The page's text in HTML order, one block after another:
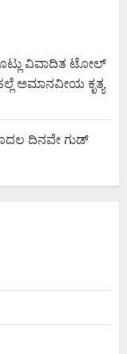
ವಿವಾದಿತ ಟೋಲ್
ಅಮಾನವೀಯ ಕೃತ್ಯ
ದಿನವೇ ಗುಡ್